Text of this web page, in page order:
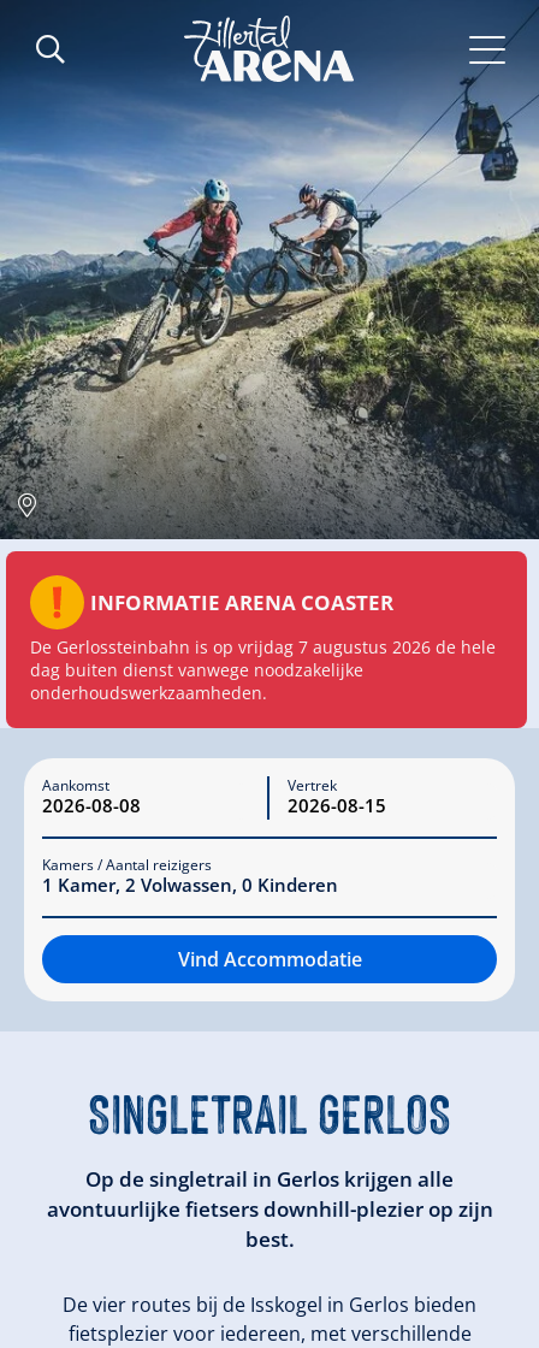
INFORMATIE ARENA COASTER
De Gerlossteinbahn is op vrijdag 7 augustus 2026 de hele
dag buiten dienst vanwege noodzakelijke
onderhoudswerkzaamheden.
Aankomst Vertrek
Kamers / Aantal reizigers
1 Kamer, 2 Volwassen, 0 Kinderen
Vind Accommodatie
SINGLETRAIL GERLOS
Op de singletrail in Gerlos krijgen alle
avontuurlijke fietsers downhill-plezier op zijn
best.
De vier routes bij de Isskogel in Gerlos bieden
fietsplezier voor iedereen, met verschillende